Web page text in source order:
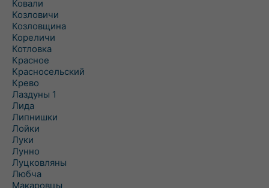
Ковали
Козловичи
Козловщина
Кореличи
Котловка
Красное
Красносельский
Крево
Лаздуны 1
Лида
Липнишки
Лойки
Луки
Лунно
Луцковляны
Любча
Макаровцы